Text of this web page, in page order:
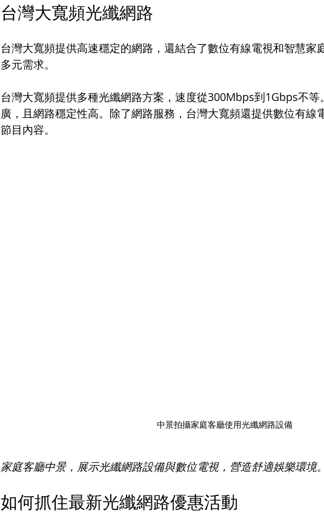
台灣大寬頻光纖網路
台灣大寬頻提供高速穩定的網路，還結合了數位有線電視和智慧家
多元需求。
台灣大寬頻提供多種光纖網路方案，速度從300Mbps到1Gbps不等
廣，且網路穩定性高。除了網路服務，台灣大寬頻還提供數位有線
節目內容。
中景拍攝家庭客廳使用光纖網路設備
家庭客廳中景，展示光纖網路設備與數位電視，營造舒適娛樂環境。
如何抓住最新光纖網路優惠活動